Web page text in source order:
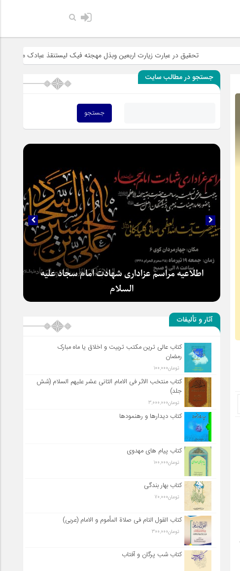
تحقیق در عبارت زیارت اربعین وبذل مهجته فیک لیستنقذ عبادک من الجهاله
جستجو در مطالب سایت
اطلاعیه مراسم عزاداری شهادت امام سجاد علیه
سلطان عشق
آثار و تألیفات
کتاب عالی ترین مکتب تربیت و اخلاق یا ماه مبارک
رمضان
تومان100,000
کتاب منتخب الاثر فی الامام الثانی عشر علیهم السلام (شش
جلد)
تومان3,000,000
کتاب دیدارها و رهنمودها
کتاب پیام های مهدوی
تومان100,000
کتاب بهار بندگی
تومان70,000
کتاب القول التام فی صلاة المأموم و الامام (عربی)
تومان300,000
کتاب شب پرگان و آفتاب